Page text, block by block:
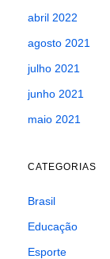
abril 2022
agosto 2021
julho 2021
junho 2021
maio 2021
CATEGORIAS
Brasil
Educação
Esporte